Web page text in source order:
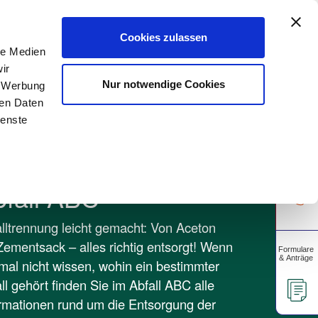
Medien
Daten
Cookies zulassen
Nur notwendige Cookies
Gewerbekunden Unsere Apps AA
ABC
leicht gemacht: Von Aceton
– alles richtig entsorgt! Wenn
nicht wissen, wohin ein bestimmter
gehört finden Sie im Abfall ABC alle
rund um die Entsorgung der